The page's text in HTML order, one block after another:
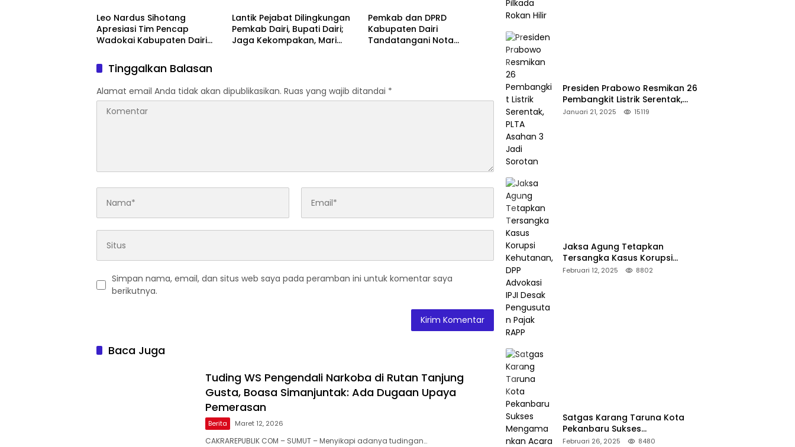
Jangan Diam
Leo Nardus Sihotang
Apresiasi Tim Pencap
Wadokai Kabupaten Dairi
Lantik Pejabat Dilingkungan
Pemkab Dairi, Bupati Dairi;
Jaga Kekompakan, Mari
Pemkab dan DPRD
Kabupaten Dairi
Tandatangani Nota
Tinggalkan Balasan
Alamat email Anda tidak akan dipublikasikan. Ruas yang wajib ditandai *
Simpan nama, email, dan situs web saya pada peramban ini untuk komentar saya
berikutnya.
Baca Juga
Tuding WS Pengendali Narkoba di Rutan Tanjung
Gusta, Boasa Simanjuntak: Ada Dugaan Upaya
Pemerasan
Berita Maret 12, 2026
CAKRAREPUBLIK COM – SUMUT – Menyikapi adanya tudingan…
Presiden Prabowo Resmikan 26
Pembangkit Listrik Serentak,
PLTA Asahan 3 Jadi Sorotan
Januari 21, 2025 15119
Jaksa Agung Tetapkan
Tersangka Kasus Korupsi
Kehutanan, DPP Advokasi IPJI
Februari 12, 2025 8802
Satgas Karang Taruna Kota
Pekanbaru Sukses
Mengamankan Acara Temu
Februari 26, 2025 8480